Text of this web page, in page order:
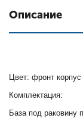
Описание
Цвет: фронт
Комплектация:
База под раковину